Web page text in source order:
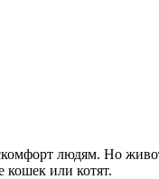
людям. Но
кошек или котят.